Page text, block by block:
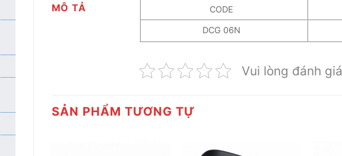
MÔ TẢ CODE
DCG 06N
Vui lòng đánh giá
SẢN PHẨM TƯƠNG TỰ